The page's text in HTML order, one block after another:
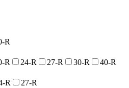
R
R 24-R 27-R 30-R
40-R
R
27-R